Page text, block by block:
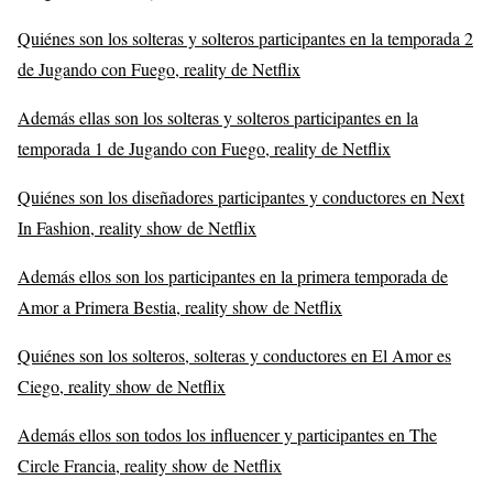
Quiénes son los solteras y solteros participantes en la temporada 2
de Jugando con Fuego, reality de Netflix
Además ellas son los solteras y solteros participantes en la
temporada 1 de Jugando con Fuego, reality de Netflix
Quiénes son los diseñadores participantes y conductores en Next
In Fashion, reality show de Netflix
Además ellos son los participantes en la primera temporada de
Amor a Primera Bestia, reality show de Netflix
Quiénes son los solteros, solteras y conductores en El Amor es
Ciego, reality show de Netflix
Además ellos son todos los influencer y participantes en The
Circle Francia, reality show de Netflix